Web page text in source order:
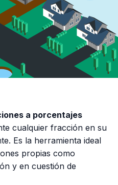
a porcentajes
cualquier fracción en su
Es la herramienta ideal
propias como
y en cuestión de